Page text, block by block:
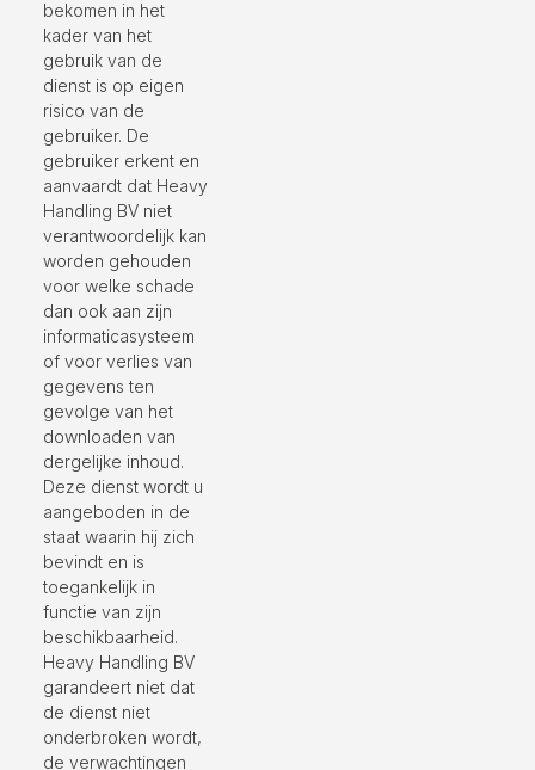
bekomen in het
kader van het
gebruik van de
dienst is op eigen
risico van de
gebruiker. De
gebruiker erkent en
aanvaardt dat Heavy
Handling BV niet
verantwoordelijk kan
worden gehouden
voor welke schade
dan ook aan zijn
informaticasysteem
of voor verlies van
gegevens ten
gevolge van het
downloaden van
dergelijke inhoud.
Deze dienst wordt u
aangeboden in de
staat waarin hij zich
bevindt en is
toegankelijk in
functie van zijn
beschikbaarheid.
Heavy Handling BV
garandeert niet dat
de dienst niet
onderbroken wordt,
de verwachtingen